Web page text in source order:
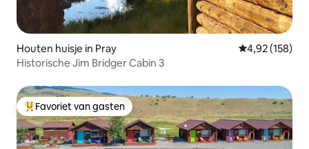
Houten huisje in Pray Gemiddelde
4,92 (158)
Historische Jim Bridger Cabin 3
Topfavoriet van gasten
Favoriet van gasten